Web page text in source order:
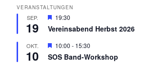
h
e
VERANSTALTUNGEN
SEP.
19
H
r
o
r
19:30
Vereinsabend Herbst 2026
OKT.
10
H
e
r
10:00 - 15:30
SOS Band-Workshop